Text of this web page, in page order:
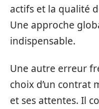
actifs et la qualité
Une approche
indispensable.
Une autre erreur
choix d’un contrat
et ses attentes. Il